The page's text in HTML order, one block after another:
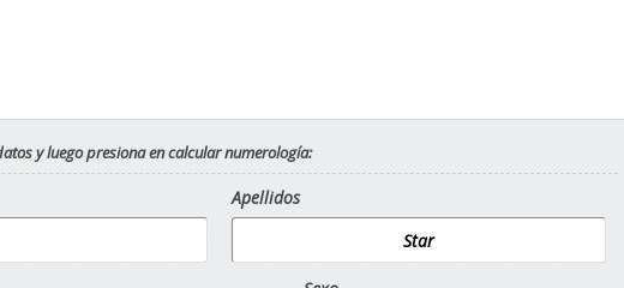
y luego presiona en calcular numerología:
Apellidos